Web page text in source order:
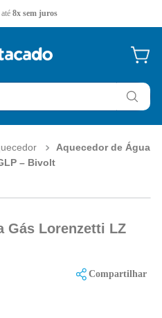
8x sem juros
Aquecedor de Água
– Bivolt
Gás Lorenzetti LZ
Compartilhar